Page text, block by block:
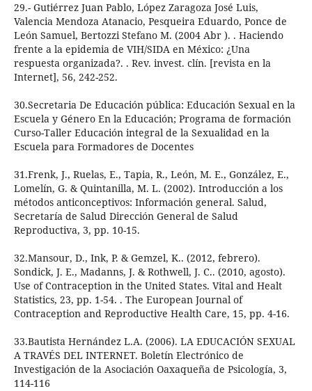
29.- Gutiérrez Juan Pablo, López Zaragoza José Luis,
Valencia Mendoza Atanacio, Pesqueira Eduardo, Ponce de
León Samuel, Bertozzi Stefano M. (2004 Abr ). . Haciendo
frente a la epidemia de VIH/SIDA en México: ¿Una
respuesta organizada?. . Rev. invest. clín. [revista en la
Internet], 56, 242-252.
30.Secretaria De Educación pública: Educación Sexual en la
Escuela y Género En la Educación; Programa de formación
Curso-Taller Educación integral de la Sexualidad en la
Escuela para Formadores de Docentes
31.Frenk, J., Ruelas, E., Tapia, R., León, M. E., González, E.,
Lomelín, G. & Quintanilla, M. L. (2002). Introducción a los
métodos anticonceptivos: Información general. Salud,
Secretaría de Salud Dirección General de Salud
Reproductiva, 3, pp. 10-15.
32.Mansour, D., Ink, P. & Gemzel, K.. (2012, febrero).
Sondick, J. E., Madanns, J. & Rothwell, J. C.. (2010, agosto).
Use of Contraception in the United States. Vital and Healt
Statistics, 23, pp. 1-54. . The European Journal of
Contraception and Reproductive Health Care, 15, pp. 4-16.
33.Bautista Hernández L.A. (2006). LA EDUCACIÓN SEXUAL
A TRAVÉS DEL INTERNET. Boletín Electrónico de
Investigación de la Asociación Oaxaqueña de Psicología, 3,
114-116